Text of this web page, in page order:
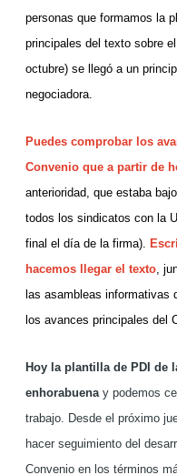
personas que formamos la
principales del texto sobre
octubre) se llegó a un
negociadora.
Puedes comprobar los
Convenio que a partir de
anterioridad, que estaba
todos los sindicatos con la
final el día de la firma).
hacemos llegar el texto,
las asambleas informativas
los avances principales del
Hoy la plantilla de PDI de
enhorabuenay podemos
trabajo. Desde el próximo
hacer seguimiento del
Convenio en los términos